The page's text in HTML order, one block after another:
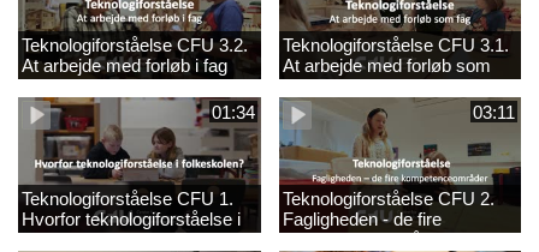
Teknologiforståelse CFU 3.2.
At arbejde med forløb i fag
Teknologiforståelse CFU 3.1.
At arbejde med forløb som
fag
01:34
Teknologiforståelse CFU 1.
Hvorfor teknologiforståelse i
folkeskolen?
03:11
Teknologiforståelse CFU 2.
Fagligheden - de fire
kompetenceområder